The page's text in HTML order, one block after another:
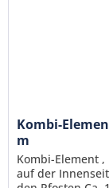
Kombi-
m
Kombi-Element
auf der